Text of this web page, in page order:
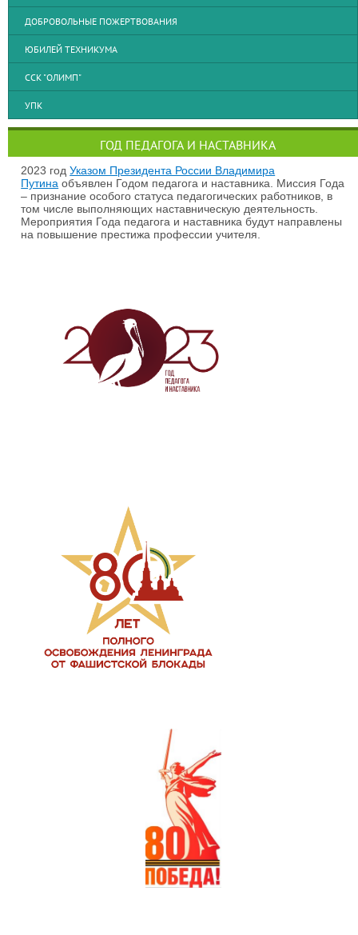
ДОБРОВОЛЬНЫЕ ПОЖЕРТВОВАНИЯ
ЮБИЛЕЙ ТЕХНИКУМА
ССК "ОЛИМП"
УПК
ГОД ПЕДАГОГА И НАСТАВНИКА
2023 годУказом Президента России Владимира
Путина объявлен Годом педагога и наставника. Миссия Года
– признание особого статуса педагогических работников, в
том числе выполняющих наставническую деятельность.
Мероприятия Года педагога и наставника будут направлены
на повышение престижа профессии учителя.